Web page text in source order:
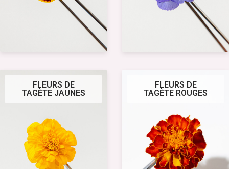
FLEURS DE
TAGÈTE JAUNES
FLEURS DE
TAGÈTE ROUGES